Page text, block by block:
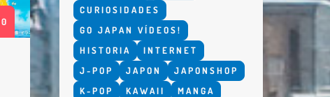
0
CURIOSIDADES
GO JAPAN VÍDEOS!
HISTORIA
INTERNET
J-POP
JAPON
JAPONSHOP
K-POP
KAWAII
MANGA